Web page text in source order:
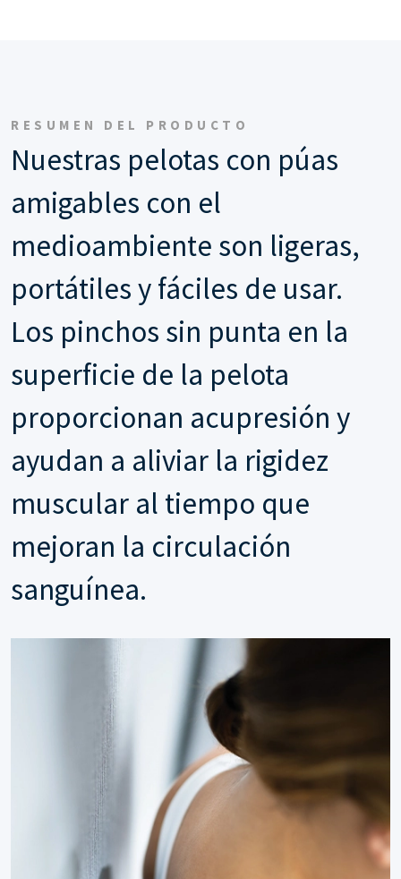
RESUMEN DEL PRODUCTO
Nuestras pelotas con púas
amigables con el
medioambiente son ligeras,
portátiles y fáciles de usar.
Los pinchos sin punta en la
superficie de la pelota
proporcionan acupresión y
ayudan a aliviar la rigidez
muscular al tiempo que
mejoran la circulación
sanguínea.